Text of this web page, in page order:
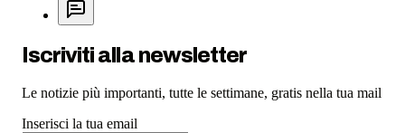
Iscriviti alla newsletter
Le notizie più importanti, tutte le settimane, gratis nella tua mail
Inserisci la tua email